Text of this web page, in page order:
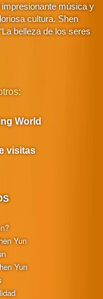
música y
cultura. Shen
belleza de los seres
Yun
Yun
World
visitas